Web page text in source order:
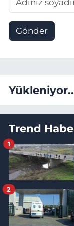
Gönder
Trend
1
2